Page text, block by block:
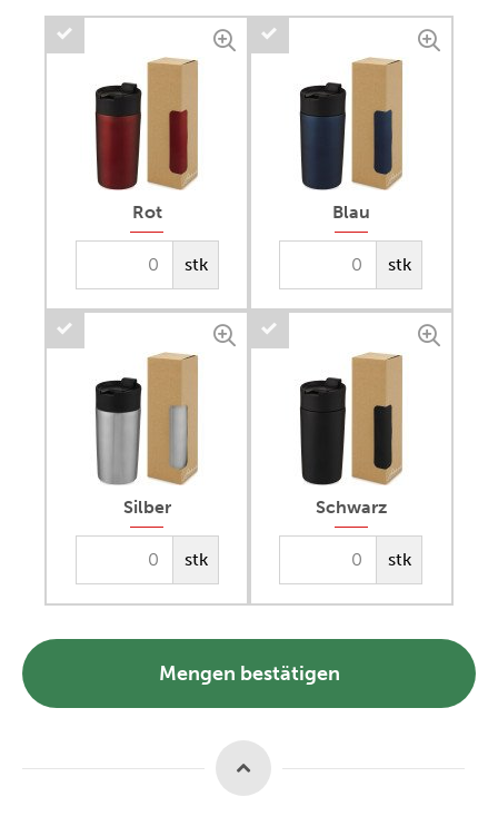
Rot
stk
Blau
stk
Silber
stk
Schwarz
stk
Mengen bestätigen